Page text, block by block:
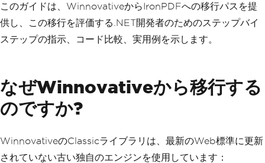
このガイドは、WinnovativeからIronPDFへの移行パスを提
供し、この移行を評価する.NET開発者のためのステップバイ
ステップの指示、コード比較、実用例を示します。
なぜWinnovativeから移行する
のですか?
WinnovativeのClassicライブラリは、最新のWeb標準に更新
されていない古い独自のエンジンを使用しています：